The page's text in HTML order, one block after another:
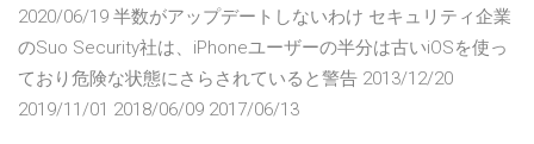
2020/06/19 半数がアップデートしないわけ セキュリティ企業
のSuo Security社は、iPhoneユーザーの半分は古いiOSを使っ
ており危険な状態にさらされていると警告 2013/12/20
2019/11/01 2018/06/09 2017/06/13